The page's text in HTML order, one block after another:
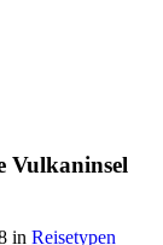
Vulkaninsel
in Reisetypen